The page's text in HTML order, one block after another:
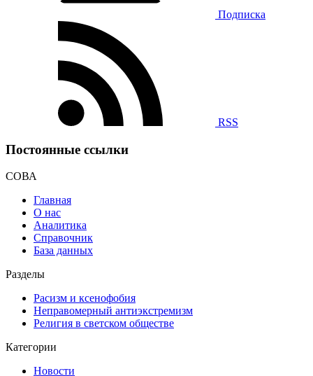
Подписка
RSS
Постоянные ссылки
СОВА
Главная
О нас
Аналитика
Справочник
База данных
Разделы
Расизм и ксенофобия
Неправомерный антиэкстремизм
Религия в светском обществе
Категории
Новости